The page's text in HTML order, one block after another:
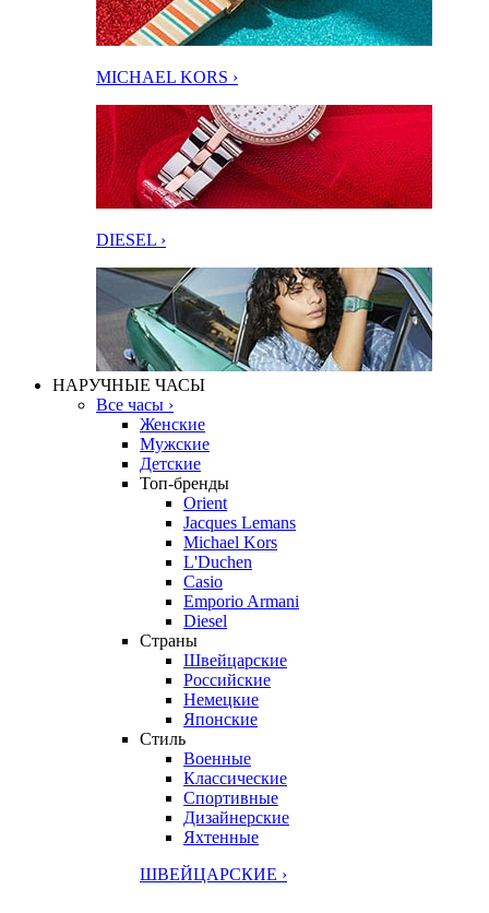
MICHAEL KORS ›
DIESEL ›
НАРУЧНЫЕ ЧАСЫ
Все часы ›
Женские
Мужские
Детские
Топ-бренды
Orient
Jacques Lemans
Michael Kors
L'Duchen
Casio
Emporio Armani
Diesel
Страны
Швейцарские
Российские
Немецкие
Японские
Стиль
Военные
Классические
Спортивные
Дизайнерские
Яхтенные
ШВЕЙЦАРСКИЕ ›